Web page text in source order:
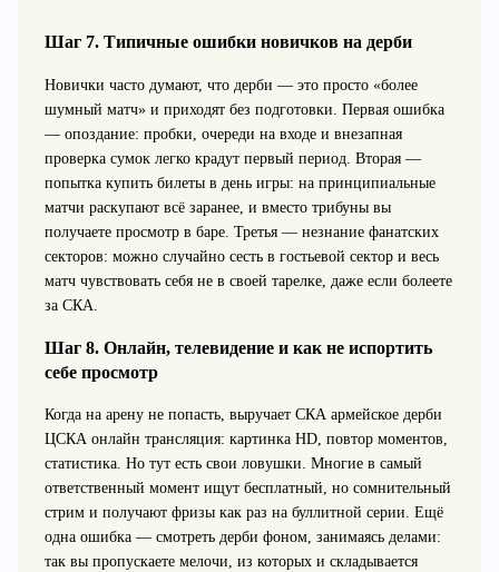
Шаг 7. Типичные ошибки новичков на дерби
Новички часто думают, что дерби — это просто «более
шумный матч» и приходят без подготовки. Первая ошибка
— опоздание: пробки, очереди на входе и внезапная
проверка сумок легко крадут первый период. Вторая —
попытка купить билеты в день игры: на принципиальные
матчи раскупают всё заранее, и вместо трибуны вы
получаете просмотр в баре. Третья — незнание фанатских
секторов: можно случайно сесть в гостьевой сектор и весь
матч чувствовать себя не в своей тарелке, даже если болеете
за СКА.
Шаг 8. Онлайн, телевидение и как не испортить
себе просмотр
Когда на арену не попасть, выручает СКА армейское дерби
ЦСКА онлайн трансляция: картинка HD, повтор моментов,
статистика. Но тут есть свои ловушки. Многие в самый
ответственный момент ищут бесплатный, но сомнительный
стрим и получают фризы как раз на буллитной серии. Ещё
одна ошибка — смотреть дерби фоном, занимаясь делами:
так вы пропускаете мелочи, из которых и складывается